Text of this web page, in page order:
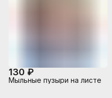
130 ₽
Мыльные пузыри на листе